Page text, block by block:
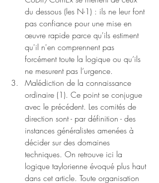
du dessous (les N-1) : ils ne leur font
pas confiance pour une mise en
œuvre rapide parce qu'ils estiment
qu'il n'en comprennent pas
forcément toute la logique ou qu’ils
ne mesurent pas l’urgence.
Malédiction de la connaissance
ordinaire (1). Ce point se conjugue
avec le précédent. Les comités de
direction sont - par définition - des
instances généralistes amenées à
décider sur des domaines
techniques. On retrouve ici la
logique taylorienne évoqué plus haut
dans cet article. Toute organisation